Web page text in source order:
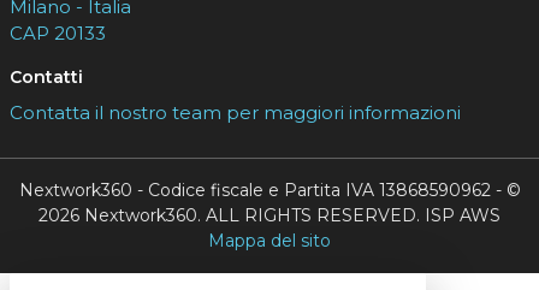
Milano - Italia
CAP 20133
Contatti
Contatta il nostro team per maggiori informazioni
Nextwork360 - Codice fiscale e Partita IVA 13868590962 - ©
2026 Nextwork360. ALL RIGHTS RESERVED. ISP AWS
Mappa del sito